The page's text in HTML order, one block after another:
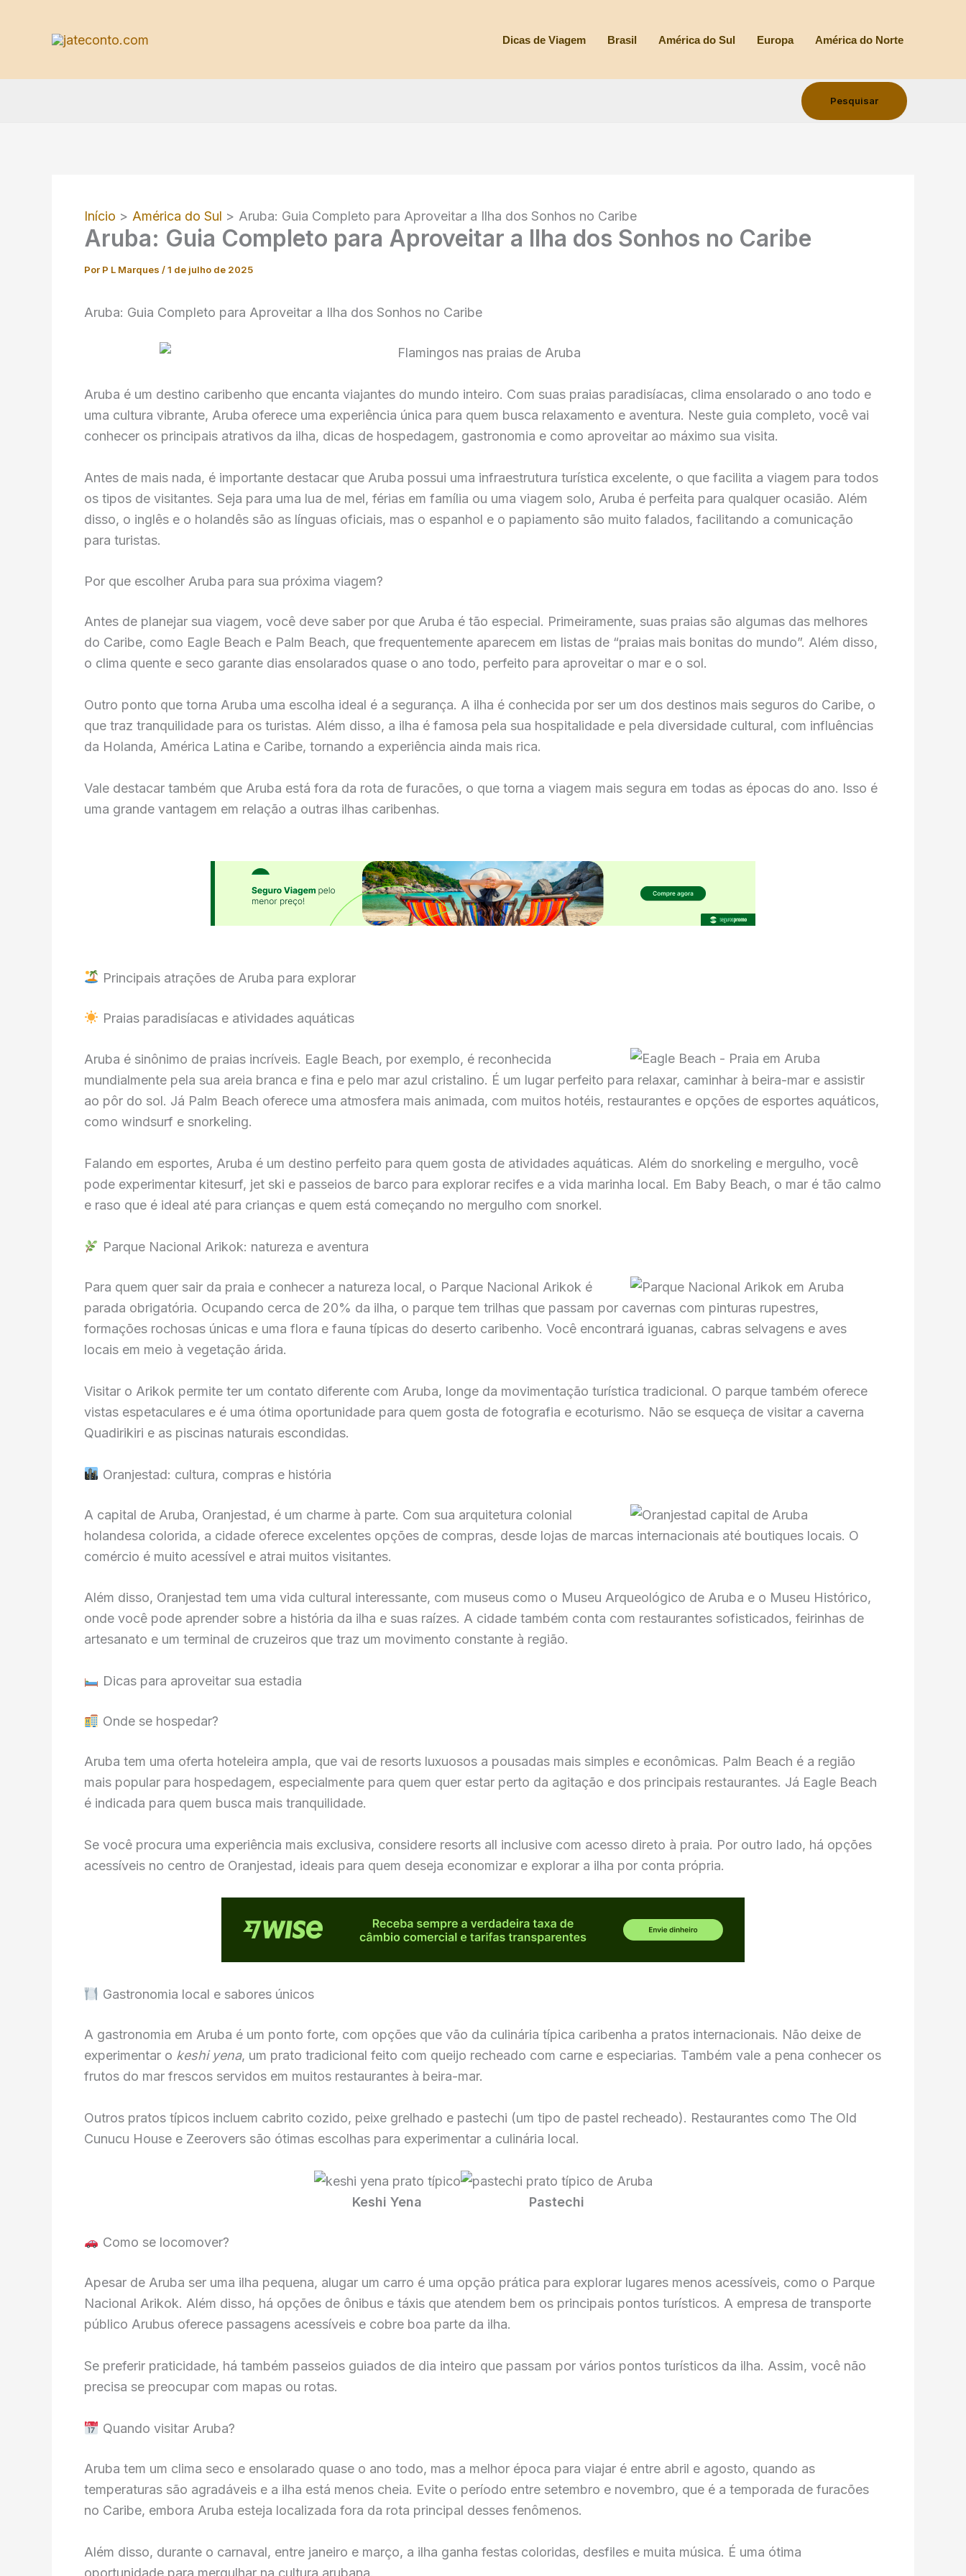
Dicas de Viagem Brasil América do Sul Europa América do Norte
Pesquisar
Pesquisar
Início América do Sul Aruba: Guia Completo para Aproveitar a Ilha dos Sonhos no Caribe
Aruba: Guia Completo para Aproveitar a Ilha dos Sonhos no Caribe
Por P L Marques /1 de julho de 2025
Aruba: Guia Completo para Aproveitar a Ilha dos Sonhos no Caribe
Aruba é um destino caribenho que encanta viajantes do mundo inteiro. Com suas praias paradisíacas, clima ensolarado o ano todo e
uma cultura vibrante, Aruba oferece uma experiência única para quem busca relaxamento e aventura. Neste guia completo, você vai
conhecer os principais atrativos da ilha, dicas de hospedagem, gastronomia e como aproveitar ao máximo sua visita.
Antes de mais nada, é importante destacar que Aruba possui uma infraestrutura turística excelente, o que facilita a viagem para todos
os tipos de visitantes. Seja para uma lua de mel, férias em família ou uma viagem solo, Aruba é perfeita para qualquer ocasião. Além
disso, o inglês e o holandês são as línguas oficiais, mas o espanhol e o papiamento são muito falados, facilitando a comunicação
para turistas.
Por que escolher Aruba para sua próxima viagem?
Antes de planejar sua viagem, você deve saber por que Aruba é tão especial. Primeiramente, suas praias são algumas das melhores
do Caribe, como Eagle Beach e Palm Beach, que frequentemente aparecem em listas de “praias mais bonitas do mundo”. Além disso,
o clima quente e seco garante dias ensolarados quase o ano todo, perfeito para aproveitar o mar e o sol.
Outro ponto que torna Aruba uma escolha ideal é a segurança. A ilha é conhecida por ser um dos destinos mais seguros do Caribe, o
que traz tranquilidade para os turistas. Além disso, a ilha é famosa pela sua hospitalidade e pela diversidade cultural, com influências
da Holanda, América Latina e Caribe, tornando a experiência ainda mais rica.
Vale destacar também que Aruba está fora da rota de furacões, o que torna a viagem mais segura em todas as épocas do ano. Isso é
uma grande vantagem em relação a outras ilhas caribenhas.
Principais atrações de Aruba para explorar
Praias paradisíacas e atividades aquáticas
Aruba é sinônimo de praias incríveis. Eagle Beach, por exemplo, é reconhecida
mundialmente pela sua areia branca e fina e pelo mar azul cristalino. É um lugar perfeito para relaxar, caminhar à beira-mar e assistir
ao pôr do sol. Já Palm Beach oferece uma atmosfera mais animada, com muitos hotéis, restaurantes e opções de esportes aquáticos,
como windsurf e snorkeling.
Falando em esportes, Aruba é um destino perfeito para quem gosta de atividades aquáticas. Além do snorkeling e mergulho, você
pode experimentar kitesurf, jet ski e passeios de barco para explorar recifes e a vida marinha local. Em Baby Beach, o mar é tão calmo
e raso que é ideal até para crianças e quem está começando no mergulho com snorkel.
Parque Nacional Arikok: natureza e aventura
Para quem quer sair da praia e conhecer a natureza local, o Parque Nacional Arikok é
parada obrigatória. Ocupando cerca de 20% da ilha, o parque tem trilhas que passam por cavernas com pinturas rupestres,
formações rochosas únicas e uma flora e fauna típicas do deserto caribenho. Você encontrará iguanas, cabras selvagens e aves
locais em meio à vegetação árida.
Visitar o Arikok permite ter um contato diferente com Aruba, longe da movimentação turística tradicional. O parque também oferece
vistas espetaculares e é uma ótima oportunidade para quem gosta de fotografia e ecoturismo. Não se esqueça de visitar a caverna
Quadirikiri e as piscinas naturais escondidas.
Oranjestad: cultura, compras e história
A capital de Aruba, Oranjestad, é um charme à parte. Com sua arquitetura colonial
holandesa colorida, a cidade oferece excelentes opções de compras, desde lojas de marcas internacionais até boutiques locais. O
comércio é muito acessível e atrai muitos visitantes.
Além disso, Oranjestad tem uma vida cultural interessante, com museus como o Museu Arqueológico de Aruba e o Museu Histórico,
onde você pode aprender sobre a história da ilha e suas raízes. A cidade também conta com restaurantes sofisticados, feirinhas de
artesanato e um terminal de cruzeiros que traz um movimento constante à região.
Dicas para aproveitar sua estadia
Onde se hospedar?
Aruba tem uma oferta hoteleira ampla, que vai de resorts luxuosos a pousadas mais simples e econômicas. Palm Beach é a região
mais popular para hospedagem, especialmente para quem quer estar perto da agitação e dos principais restaurantes. Já Eagle Beach
é indicada para quem busca mais tranquilidade.
Se você procura uma experiência mais exclusiva, considere resorts all inclusive com acesso direto à praia. Por outro lado, há opções
acessíveis no centro de Oranjestad, ideais para quem deseja economizar e explorar a ilha por conta própria.
Gastronomia local e sabores únicos
A gastronomia em Aruba é um ponto forte, com opções que vão da culinária típica caribenha a pratos internacionais. Não deixe de
experimentar o keshi yena, um prato tradicional feito com queijo recheado com carne e especiarias. Também vale a pena conhecer os
frutos do mar frescos servidos em muitos restaurantes à beira-mar.
Outros pratos típicos incluem cabrito cozido, peixe grelhado e pastechi (um tipo de pastel recheado). Restaurantes como The Old
Cunucu House e Zeerovers são ótimas escolhas para experimentar a culinária local.
Keshi Yena Pastechi
Como se locomover?
Apesar de Aruba ser uma ilha pequena, alugar um carro é uma opção prática para explorar lugares menos acessíveis, como o Parque
Nacional Arikok. Além disso, há opções de ônibus e táxis que atendem bem os principais pontos turísticos. A empresa de transporte
público Arubus oferece passagens acessíveis e cobre boa parte da ilha.
Se preferir praticidade, há também passeios guiados de dia inteiro que passam por vários pontos turísticos da ilha. Assim, você não
precisa se preocupar com mapas ou rotas.
Quando visitar Aruba?
Aruba tem um clima seco e ensolarado quase o ano todo, mas a melhor época para viajar é entre abril e agosto, quando as
temperaturas são agradáveis e a ilha está menos cheia. Evite o período entre setembro e novembro, que é a temporada de furacões
no Caribe, embora Aruba esteja localizada fora da rota principal desses fenômenos.
Além disso, durante o carnaval, entre janeiro e março, a ilha ganha festas coloridas, desfiles e muita música. É uma ótima
oportunidade para mergulhar na cultura arubana.